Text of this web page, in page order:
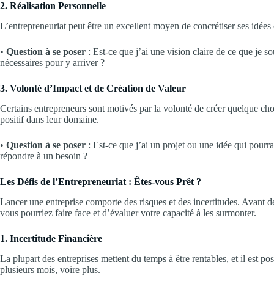
2. Réalisation Personnelle
L’entrepreneuriat peut être un excellent moyen de concrétiser ses
• Question à se poser : Est-ce que j’ai une vision claire de ce que je
nécessaires pour y arriver ?
3. Volonté d’Impact et de Création de Valeur
Certains entrepreneurs sont motivés par la volonté de créer quelque
positif dans leur domaine.
• Question à se poser : Est-ce que j’ai un projet ou une idée qui
répondre à un besoin ?
Les Défis de l’Entrepreneuriat : Êtes-vous Prêt ?
Lancer une entreprise comporte des risques et des incertitudes. Avant
vous pourriez faire face et d’évaluer votre capacité à les surmonter.
1. Incertitude Financière
La plupart des entreprises mettent du temps à être rentables, et il est
plusieurs mois, voire plus.